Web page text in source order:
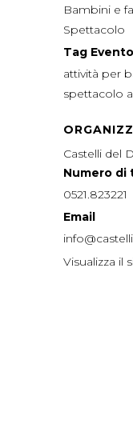
Bambini e
Spettacolo
Tag
attività per
spettacolo
Castelli del
Numero
0521.823221
Email
Visualizza il